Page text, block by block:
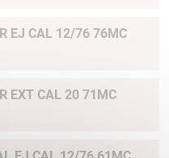
EJ CAL 12/76 76MC
EXT CAL 20 71MC